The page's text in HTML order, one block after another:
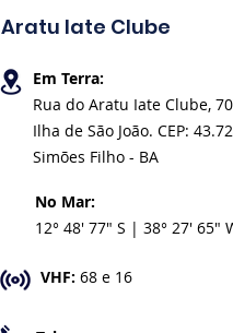
Aratu Iate Clube
Em Terra:
Rua do Aratu Iate Clube,
Ilha de São João. CEP:
Simões Filho - BA
No Mar:
12° 48' 77" S | 38° 27' 65"
VHF: 68 e 16